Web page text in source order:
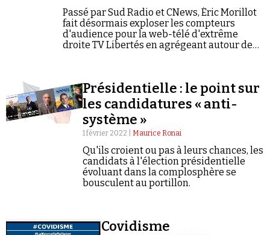
Passé par Sud Radio et CNews, Éric Morillot
fait désormais exploser les compteurs
d'audience pour la web-télé d'extrême
droite TV Libertés en agrégeant autour de
Présidentielle : le point sur
les candidatures « anti-
système »
1 février 2022 | Maurice Ronai
Qu'ils croient ou pas à leurs chances, les
candidats à l'élection présidentielle
évoluant dans la complosphère se
bousculent au portillon.
Covidisme